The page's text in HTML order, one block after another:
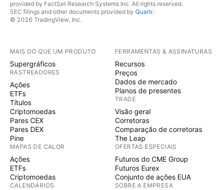
macro (mudança de expectativa de juros, câmbio
externo, fluxo estrangeiro). O comportamento do
zonas operacionais, enquanto o miolo da estrutura
tende a apresentar menor relação risco-retorno.
Operacionalmente, três leituras ganham relevância:
Extremidades da figura – zonas onde ocorrem os
melhores pontos de reversão tática, especialmente
com confirmação por volume e candles de rejeição.
Rompimentos falsos – comuns nesse tipo de
formação; exigem gestão ativa de risco e stops
técnicos mais curtos. Expansão de range – favorece
estratégias de trade curto e parcialização rápida,
evitando carregamento prolongado dentro da
estrutura. Enquanto o WDO permanecer respeitando
provided by FactSet Research Systems Inc. All rights reserved.
SEC filings and other documents provided by Quartr.
© 2026 TradingView, Inc.
MAIS DO QUE UM PRODUTO
Supergráficos
RASTREADORES
Ações
ETFs
Títulos
Criptomoedas
Pares CEX
Pares DEX
Pine
MAPAS DE CALOR
Ações
ETFs
Criptomoedas
CALENDÁRIOS
FERRAMENTAS & ASSINATURAS
Recursos
Preços
Dados de mercado
Planos de presentes
TRADE
Visão geral
Corretoras
Comparação de corretoras
The Leap
OFERTAS ESPECIAIS
Futuros do CME Group
Futuros Eurex
Conjunto de ações EUA
SOBRE A EMPRESA